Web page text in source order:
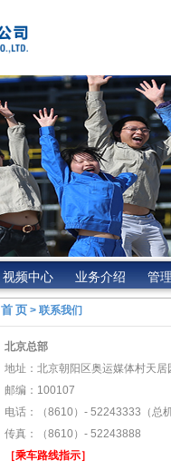
视频中心 业务介绍 管
首 页 > 联系我们
北京总部
地址：北京朝阳区奥运媒体村天居
邮编：100107
电话：（8610）- 52243333（总
传真：（8610）- 52243888
［乘车路线指示］